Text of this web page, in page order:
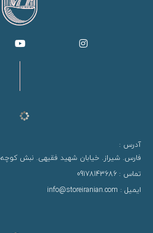
آدرس :
فارس. شیراز. خیابان شهید فقیهی. نبش کوچه 9. فروشگاه استور ایرانیان
تماس : 09178143686
ایمیل : info@storeiranian.com